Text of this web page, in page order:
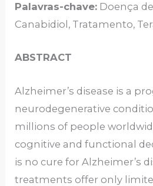
Palavras-chave: Doença
Canabidiol, Tratamento,
ABSTRACT
Alzheimer’s disease is a
neurodegenerative
millions of people
cognitive and functional
is no cure for Alzheimer’s
treatments offer only